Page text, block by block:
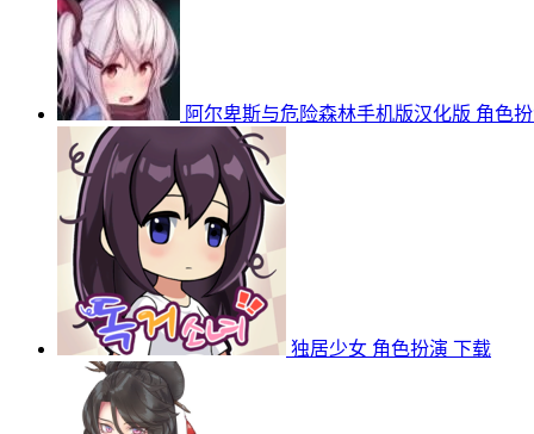
阿尔卑斯与危险森林手机版汉化版 角色
独居少女 角色扮演 下载